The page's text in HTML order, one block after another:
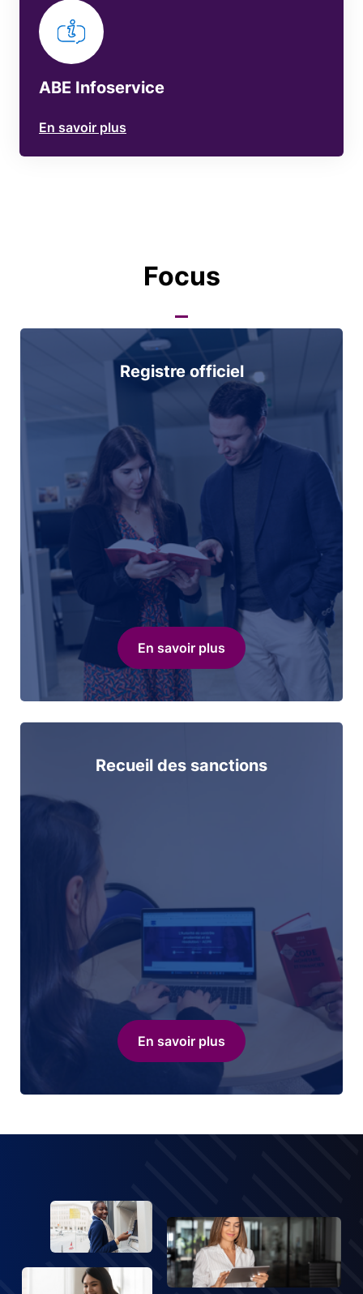
ABE Infoservice
En savoir plus
Focus
Registre officiel
En savoir plus
Recueil des sanctions
En savoir plus